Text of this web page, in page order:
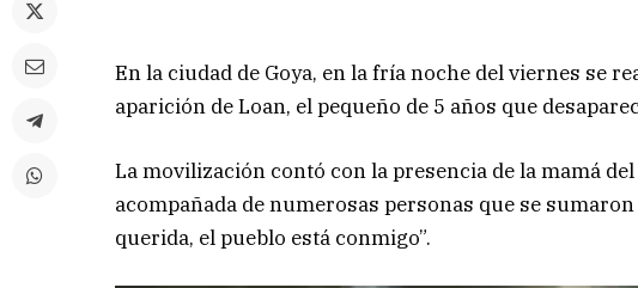
En la ciudad de Goya, en la fría noche del viernes se
aparición de Loan, el pequeño de 5 años que
La movilización contó con la presencia de la mamá
acompañada de numerosas personas que se
querida, el pueblo está conmigo”.